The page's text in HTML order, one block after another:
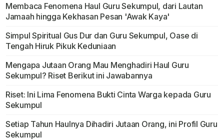
Membaca Fenomena Haul Guru Sekumpul, dari Lautan
Jamaah hingga Kekhasan Pesan 'Awak Kaya'
Simpul Spiritual Gus Dur dan Guru Sekumpul, Oase di
Tengah Hiruk Pikuk Keduniaan
Mengapa Jutaan Orang Mau Menghadiri Haul Guru
Sekumpul? Riset Berikut ini Jawabannya
Riset: Ini Lima Fenomena Bukti Cinta Warga kepada Guru
Sekumpul
Setiap Tahun Haulnya Dihadiri Jutaan Orang, ini Profil Guru
Sekumpul